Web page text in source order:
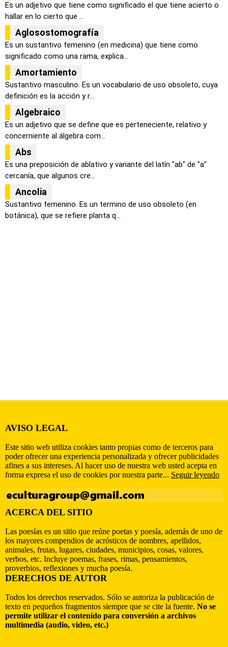
Es un adjetivo que tiene como significado el que tiene acierto o
hallar en lo cierto que ...
Aglosostomografía
Es un sustantivo femenino (en medicina) que tiene como
significado como una rama, explica...
Amortamiento
Sustantivo masculino. Es un vocabulario de uso obsoleto, cuya
definición es la acción y r...
Algebraico
Es un adjetivo que se define que es perteneciente, relativo y
concerniente al álgebra com...
Abs
Es una preposición de ablativo y variante del latín "ab" de "a"
cercanía, que algunos cre...
Ancolia
Sustantivo femenino. Es un termino de uso obsoleto (en
botánica), que se refiere planta q...
AVISO LEGAL
Este sitio web utiliza cookies tanto propias como de terceros para
poder ofrecer una experiencia personalizada y ofrecer publicidades
afines a sus intereses. Al hacer uso de nuestra web usted acepta en
forma expresa el uso de cookies por nuestra parte... Seguir leyendo
ACERCA DEL SITIO
Las poesías es un sitio que reúne poetas y poesía, además de uno de
los mayores compendios de acrósticos de nombres, apellidos,
animales, frutas, lugares, ciudades, municipios, cosas, valores,
verbos, etc. Incluye poemas, frases, rimas, pensamientos,
proverbios, reflexiones y mucha poesía.
DERECHOS DE AUTOR
Todos los derechos reservados. Sólo se autoriza la publicación de
texto en pequeños fragmentos siempre que se cite la fuente. No se
permite utilizar el contenido para conversión a archivos
multimedia (audio, video, etc.)